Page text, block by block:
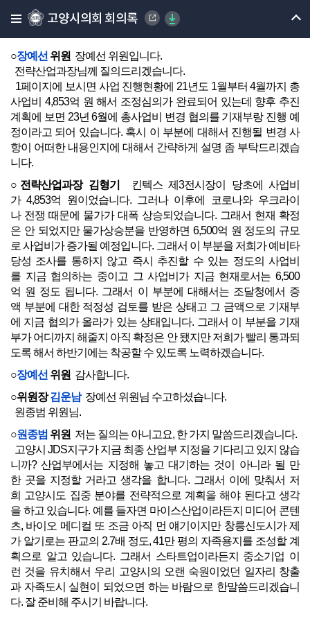
고양시의회 회의록
또 질의하실 위원님 계십니까?
○장예선 위원 장예선 위원입니다.
전략산업과장님께 질의드리겠습니다.
1페이지에 보시면 사업 진행현황에 21년도 1월부터 4월까지 총
사업비 4,853억 원 해서 조정심의가 완료되어 있는데 향후 추진
계획에 보면 23년 6월에 총사업비 변경 협의를 기재부랑 진행 예
정이라고 되어 있습니다. 혹시 이 부분에 대해서 진행될 변경 사
항이 어떠한 내용인지에 대해서 간략하게 설명 좀 부탁드리겠습
니다.
○전략산업과장 김형기
킨텍스 제3전시장이 당초에 사업비
가 4,853억 원이었습니다. 그러나 이후에 코로나와 우크라이
나 전쟁 때문에 물가가 대폭 상승되었습니다. 그래서 현재 확정
은 안 되었지만 물가상승분을 반영하면 6,500억 원 정도의 규모
로 사업비가 증가될 예정입니다. 그래서 이 부분을 저희가 예비타
당성 조사를 통하지 않고 즉시 추진할 수 있는 정도의 사업비
를 지금 협의하는 중이고 그 사업비가 지금 현재로서는 6,500
억 원 정도 됩니다. 그래서 이 부분에 대해서는 조달청에서 증
액 부분에 대한 적정성 검토를 받은 상태고 그 금액으로 기재부
에 지금 협의가 올라가 있는 상태입니다. 그래서 이 부분을 기재
부가 어디까지 해줄지 아직 확정은 안 됐지만 저희가 빨리 통과되
도록 해서 하반기에는 착공할 수 있도록 노력하겠습니다.
○장예선 위원 감사합니다.
○위원장김운남장예선 위원님 수고하셨습니다.
원종범 위원님.
○원종범 위원 저는 질의는 아니고요, 한 가지 말씀드리겠습니다.
고양시 JDS지구가 지금 최종 산업부 지정을 기다리고 있지 않습
니까? 산업부에서는 지정해 놓고 대기하는 것이 아니라 될 만
한 곳을 지정할 거라고 생각을 합니다. 그래서 이에 맞춰서 저
희 고양시도 집중 분야를 전략적으로 계획을 해야 된다고 생각
을 하고 있습니다. 예를 들자면 마이스산업이라든지 미디어 콘텐
츠, 바이오 메디컬 또 조금 아직 먼 얘기이지만 창릉신도시가 제
가 알기로는 판교의 2.7배 정도, 41만 평의 자족용지를 조성할 계
획으로 알고 있습니다. 그래서 스타트업이라든지 중소기업 이
런 것을 유치해서 우리 고양시의 오랜 숙원이었던 일자리 창출
과 자족도시 실현이 되었으면 하는 바람으로 한말씀드리겠습니
다. 잘 준비해 주시기 바랍니다.